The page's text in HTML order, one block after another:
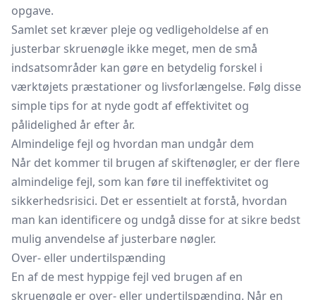
opgave.
Samlet set kræver pleje og vedligeholdelse af en
justerbar skruenøgle ikke meget, men de små
indsatsområder kan gøre en betydelig forskel i
værktøjets præstationer og livsforlængelse. Følg disse
simple tips for at nyde godt af effektivitet og
pålidelighed år efter år.
Almindelige fejl og hvordan man undgår dem
Når det kommer til brugen af skiftenøgler, er der flere
almindelige fejl, som kan føre til ineffektivitet og
sikkerhedsrisici. Det er essentielt at forstå, hvordan
man kan identificere og undgå disse for at sikre bedst
mulig anvendelse af justerbare nøgler.
Over- eller undertilspænding
En af de mest hyppige fejl ved brugen af en
skruenøgle er over- eller undertilspænding. Når en